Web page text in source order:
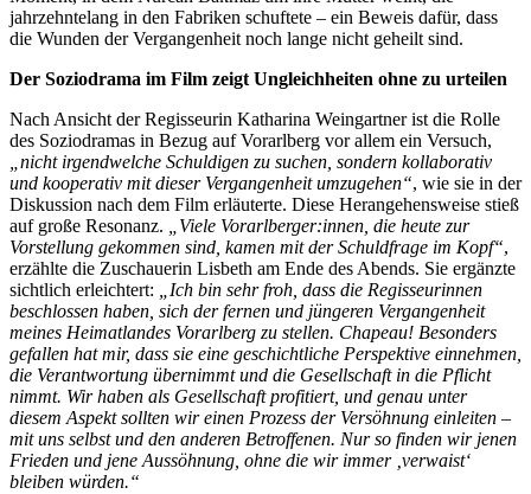
jahrzehntelang in den Fabriken schuftete – ein Beweis dafür, dass
die Wunden der Vergangenheit noch lange nicht geheilt sind.
Der Soziodrama im Film zeigt Ungleichheiten ohne zu urteilen
Nach Ansicht der Regisseurin Katharina Weingartner ist die Rolle
des Soziodramas in Bezug auf Vorarlberg vor allem ein Versuch,
„nicht irgendwelche Schuldigen zu suchen, sondern kollaborativ
und kooperativ mit dieser Vergangenheit umzugehen“, wie sie in der
Diskussion nach dem Film erläuterte. Diese Herangehensweise stieß
auf große Resonanz.
„Viele Vorarlberger:innen, die heute zur
Vorstellung gekommen sind, kamen mit der Schuldfrage im Kopf“,
erzählte die Zuschauerin Lisbeth am Ende des Abends. Sie ergänzte
sichtlich erleichtert:
„Ich bin sehr froh, dass die Regisseurinnen
beschlossen haben, sich der fernen und jüngeren Vergangenheit
meines Heimatlandes Vorarlberg zu stellen. Chapeau! Besonders
gefallen hat mir, dass sie eine geschichtliche Perspektive einnehmen,
die Verantwortung übernimmt und die Gesellschaft in die Pflicht
nimmt. Wir haben als Gesellschaft profitiert, und genau unter
diesem Aspekt sollten wir einen Prozess der Versöhnung einleiten –
mit uns selbst und den anderen Betroffenen. Nur so finden wir jenen
Frieden und jene Aussöhnung, ohne die wir immer ‚verwaist‘
bleiben würden.“